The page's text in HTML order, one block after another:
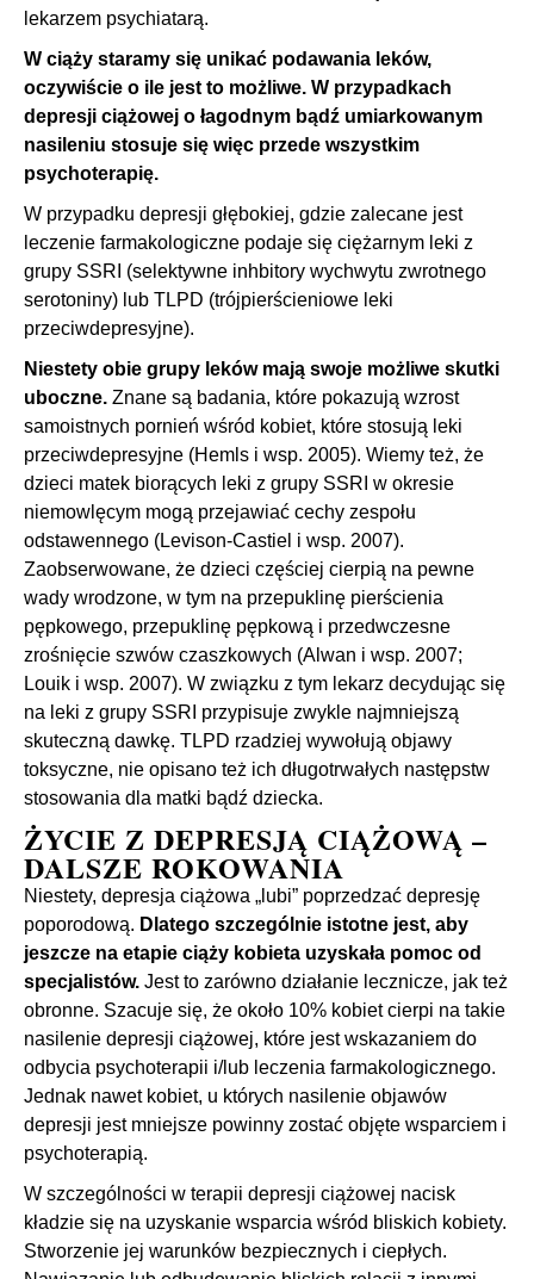
lekarzem psychiatarą.
W ciąży staramy się unikać podawania leków,
oczywiście o ile jest to możliwe. W przypadkach
depresji ciążowej o łagodnym bądź umiarkowanym
nasileniu stosuje się więc przede wszystkim
psychoterapię.
W przypadku depresji głębokiej, gdzie zalecane jest
leczenie farmakologiczne podaje się ciężarnym leki z
grupy SSRI (selektywne inhbitory wychwytu zwrotnego
serotoniny) lub TLPD (trójpierścieniowe leki
przeciwdepresyjne).
Niestety obie grupy leków mają swoje możliwe skutki
uboczne. Znane są badania, które pokazują wzrost
samoistnych pornień wśród kobiet, które stosują leki
przeciwdepresyjne (Hemls i wsp. 2005). Wiemy też, że
dzieci matek biorących leki z grupy SSRI w okresie
niemowlęcym mogą przejawiać cechy zespołu
odstawennego (Levison-Castiel i wsp. 2007).
Zaobserwowane, że dzieci częściej cierpią na pewne
wady wrodzone, w tym na przepuklinę pierścienia
pępkowego, przepuklinę pępkową i przedwczesne
zrośnięcie szwów czaszkowych (Alwan i wsp. 2007;
Louik i wsp. 2007). W związku z tym lekarz decydując się
na leki z grupy SSRI przypisuje zwykle najmniejszą
skuteczną dawkę. TLPD rzadziej wywołują objawy
toksyczne, nie opisano też ich długotrwałych następstw
stosowania dla matki bądź dziecka.
ŻYCIE Z DEPRESJĄ CIĄŻOWĄ –
DALSZE ROKOWANIA
Niestety, depresja ciążowa „lubi” poprzedzać depresję
poporodową. Dlatego szczególnie istotne jest, aby
jeszcze na etapie ciąży kobieta uzyskała pomoc od
specjalistów. Jest to zarówno działanie lecznicze, jak też
obronne. Szacuje się, że około 10% kobiet cierpi na takie
nasilenie depresji ciążowej, które jest wskazaniem do
odbycia psychoterapii i/lub leczenia farmakologicznego.
Jednak nawet kobiet, u których nasilenie objawów
depresji jest mniejsze powinny zostać objęte wsparciem i
psychoterapią.
W szczególności w terapii depresji ciążowej nacisk
kładzie się na uzyskanie wsparcia wśród bliskich kobiety.
Stworzenie jej warunków bezpiecznych i ciepłych.